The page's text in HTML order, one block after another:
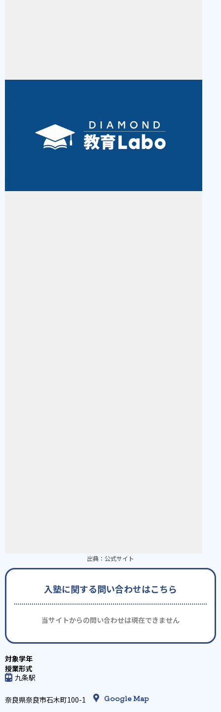
出典： 公式サイト
入塾に関する問い合わせはこちら
当サイトからの問い合わせは現在できません
九条駅
奈良県奈良市石木町100-1 Google Map